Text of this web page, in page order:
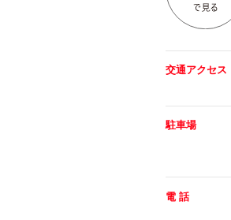
交通アクセス
駐車場
電 話